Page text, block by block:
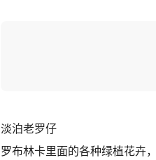
淡泊老罗仔
罗布林卡里面的各种绿植花卉，